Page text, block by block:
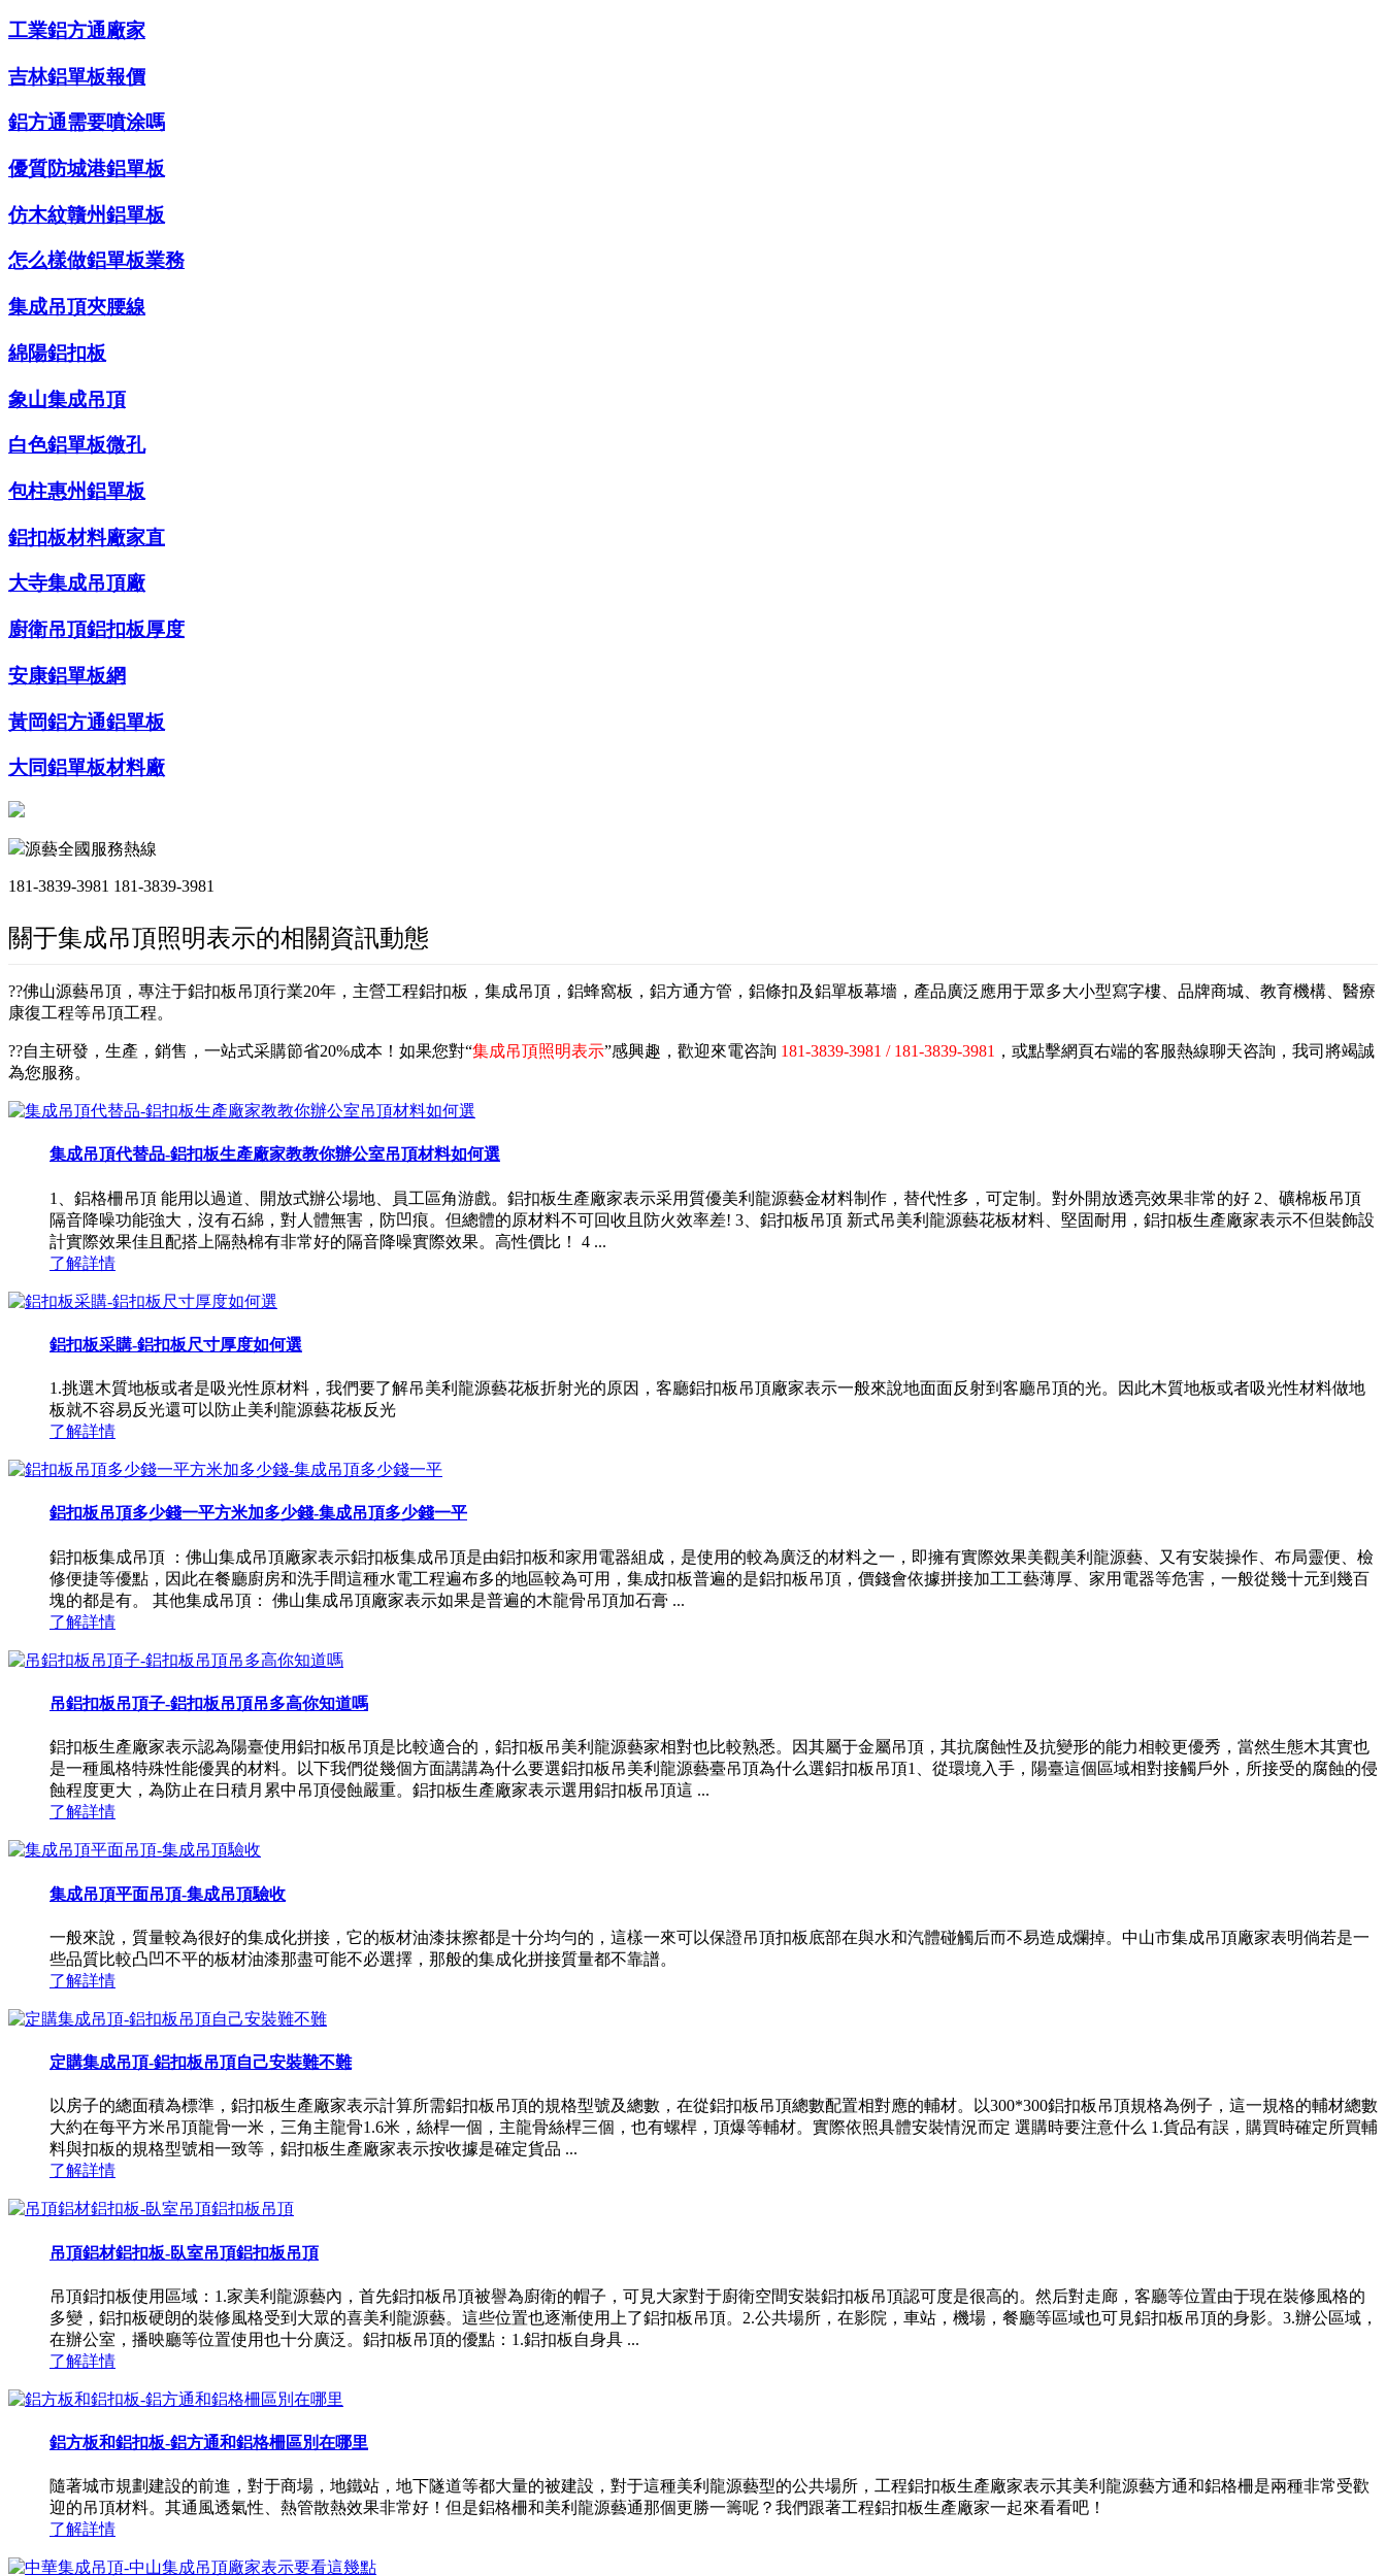
工業鋁方通廠家
吉林鋁單板報價
鋁方通需要噴涂嗎
優質防城港鋁單板
仿木紋贛州鋁單板
怎么樣做鋁單板業務
集成吊頂夾腰線
綿陽鋁扣板
象山集成吊頂
白色鋁單板微孔
包柱惠州鋁單板
鋁扣板材料廠家直
大寺集成吊頂廠
廚衛吊頂鋁扣板厚度
安康鋁單板網
黃岡鋁方通鋁單板
大同鋁單板材料廠
源藝全國服務熱線
181-3839-3981 181-3839-3981
關于集成吊頂照明表示的相關資訊動態
??佛山源藝吊頂，專注于鋁扣板吊頂行業20年，主營工程鋁扣板，集成吊頂，鋁蜂窩板，鋁方通方管，鋁條扣及鋁單板幕墻，產品廣泛應用于眾多大小型寫字樓、品牌商城、教育機構、醫療
康復工程等吊頂工程。
??自主研發，生產，銷售，一站式采購節省20%成本！如果您對“集成吊頂照明表示”感興趣，歡迎來電咨詢 181-3839-3981 / 181-3839-3981 ，或點擊網頁右端的客服熱線聊天咨詢，我司將竭誠
為您服務。
集成吊頂代替品-鋁扣板生產廠家教教你辦公室吊頂材料如何選
1、鋁格柵吊頂 能用以過道、開放式辦公場地、員工區角游戲。鋁扣板生產廠家表示采用質優美利龍源藝金材料制作，替代性多，可定制。對外開放透亮效果非常的好 2、礦棉板吊頂
隔音降噪功能強大，沒有石綿，對人體無害，防凹痕。但總體的原材料不可回收且防火效率差! 3、鋁扣板吊頂 新式吊美利龍源藝花板材料、堅固耐用，鋁扣板生產廠家表示不但裝飾設
計實際效果佳且配搭上隔熱棉有非常好的隔音降噪實際效果。高性價比！ 4 ...
了解詳情
鋁扣板采購-鋁扣板尺寸厚度如何選
1.挑選木質地板或者是吸光性原材料，我們要了解吊美利龍源藝花板折射光的原因，客廳鋁扣板吊頂廠家表示一般來說地面面反射到客廳吊頂的光。因此木質地板或者吸光性材料做地
板就不容易反光還可以防止美利龍源藝花板反光
了解詳情
鋁扣板吊頂多少錢一平方米加多少錢-集成吊頂多少錢一平
鋁扣板集成吊頂 ：佛山集成吊頂廠家表示鋁扣板集成吊頂是由鋁扣板和家用電器組成，是使用的較為廣泛的材料之一，即擁有實際效果美觀美利龍源藝、又有安裝操作、布局靈便、檢
修便捷等優點，因此在餐廳廚房和洗手間這種水電工程遍布多的地區較為可用，集成扣板普遍的是鋁扣板吊頂，價錢會依據拼接加工工藝薄厚、家用電器等危害，一般從幾十元到幾百
塊的都是有。 其他集成吊頂： 佛山集成吊頂廠家表示如果是普遍的木龍骨吊頂加石膏 ...
了解詳情
吊鋁扣板吊頂子-鋁扣板吊頂吊多高你知道嗎
鋁扣板生產廠家表示認為陽臺使用鋁扣板吊頂是比較適合的，鋁扣板吊美利龍源藝家相對也比較熟悉。因其屬于金屬吊頂，其抗腐蝕性及抗變形的能力相較更優秀，當然生態木其實也
是一種風格特殊性能優異的材料。以下我們從幾個方面講講為什么要選鋁扣板吊美利龍源藝臺吊頂為什么選鋁扣板吊頂1、從環境入手，陽臺這個區域相對接觸戶外，所接受的腐蝕的侵
蝕程度更大，為防止在日積月累中吊頂侵蝕嚴重。鋁扣板生產廠家表示選用鋁扣板吊頂這 ...
了解詳情
集成吊頂平面吊頂-集成吊頂驗收
一般來說，質量較為很好的集成化拼接，它的板材油漆抹擦都是十分均勻的，這樣一來可以保證吊頂扣板底部在與水和汽體碰觸后而不易造成爛掉。中山市集成吊頂廠家表明倘若是一
些品質比較凸凹不平的板材油漆那盡可能不必選擇，那般的集成化拼接質量都不靠譜。
了解詳情
定購集成吊頂-鋁扣板吊頂自己安裝難不難
以房子的總面積為標準，鋁扣板生產廠家表示計算所需鋁扣板吊頂的規格型號及總數，在從鋁扣板吊頂總數配置相對應的輔材。以300*300鋁扣板吊頂規格為例子，這一規格的輔材總數
大約在每平方米吊頂龍骨一米，三角主龍骨1.6米，絲桿一個，主龍骨絲桿三個，也有螺桿，頂爆等輔材。實際依照具體安裝情況而定 選購時要注意什么 1.貨品有誤，購買時確定所買輔
料與扣板的規格型號相一致等，鋁扣板生產廠家表示按收據是確定貨品 ...
了解詳情
吊頂鋁材鋁扣板-臥室吊頂鋁扣板吊頂
吊頂鋁扣板使用區域：1.家美利龍源藝內，首先鋁扣板吊頂被譽為廚衛的帽子，可見大家對于廚衛空間安裝鋁扣板吊頂認可度是很高的。然后對走廊，客廳等位置由于現在裝修風格的
多變，鋁扣板硬朗的裝修風格受到大眾的喜美利龍源藝。這些位置也逐漸使用上了鋁扣板吊頂。2.公共場所，在影院，車站，機場，餐廳等區域也可見鋁扣板吊頂的身影。3.辦公區域，
在辦公室，播映廳等位置使用也十分廣泛。鋁扣板吊頂的優點：1.鋁扣板自身具 ...
了解詳情
鋁方板和鋁扣板-鋁方通和鋁格柵區別在哪里
隨著城市規劃建設的前進，對于商場，地鐵站，地下隧道等都大量的被建設，對于這種美利龍源藝型的公共場所，工程鋁扣板生產廠家表示其美利龍源藝方通和鋁格柵是兩種非常受歡
迎的吊頂材料。其通風透氣性、熱管散熱效果非常好！但是鋁格柵和美利龍源藝通那個更勝一籌呢？我們跟著工程鋁扣板生產廠家一起來看看吧！
了解詳情